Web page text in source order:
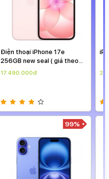
iPhone 16 Promax 256G
24.900.000đ
99%